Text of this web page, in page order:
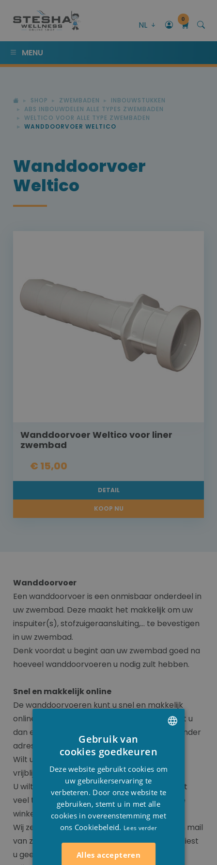
NL
0
MENU
SHOP ZWEMBADEN
INBOUWSTUKKEN
ABS INBOUWDELEN ALLE TYPES ZWEMBADEN
WELTICO VOOR ALLE TYPE ZWEMBADEN
WANDDOORVOER WELTICO
Wanddoorvoer
Weltico
Wanddoorvoer Weltico voor liner
zwembad
€ 15,00
DETAIL
KOOP NU
Wanddoorvoer
Een wanddoorvoer is een onmisbaar onderdeel in
uw zwembad. Deze maakt het makkelijk om uw
inspuiter(s), stofzuigeraansluiting,… te bevestigen
in uw zwembad.
Denk voordat u begint aan uw zwembad goed na
hoeveel wanddoorvoeren u nodig zult hebben.
Snel en makkelijk online
De wanddoorvoeren kunt u snel en makkelijk
online bestellen via onze webshop, deze krijgt u
dan enkele dagen later bij u thuis of op een ander
adres naar keuze geleverd.
Wilt u liever ‘echt’ komen winkelen? Dat kan
vrijblijvend in onze winkel te Houthulst.
U wilt naar onze winkel komen maar hebt niet
veel tijd? Kies dan voor de optie ‘afhalen in de
winkel’.
Wij zetten uw bestelling klaar en sturen u een mail
van zodra u deze kunt komen afhalen. Zo verliest
u geen tijd.
ENGLISH
Gebruik van
cookies goedkeuren
Deze website gebruikt cookies om
uw gebruikerservaring te
verbeteren. Door onze website te
gebruiken, stemt u in met alle
cookies in overeenstemming met
ons Cookiebeleid. Lees verder
Alles accepteren